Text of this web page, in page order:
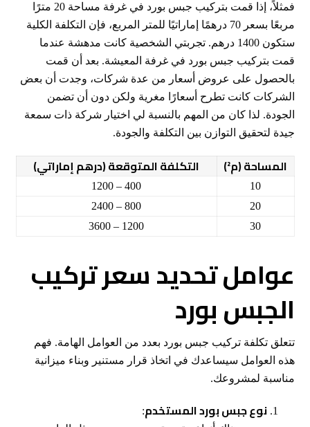
فمثلاً، إذا قمت بتركيب جبس بورد في غرفة مساحة 20 مترًا
مربعًا بسعر 70 درهمًا إماراتيًا للمتر المربع، فإن التكلفة الكلية
ستكون 1400 درهم. تجربتي الشخصية كانت مدهشة عندما
قمت بتركيب جبس بورد في غرفة المعيشة. بعد أن قمت
بالحصول على عروض أسعار من عدة شركات، وجدت أن بعض
الشركات كانت تطرح أسعارًا مغرية ولكن دون أن تضمن
الجودة. لذا كان من المهم بالنسبة لي اختيار شركة ذات سمعة
جيدة لتحقيق التوازن بين التكلفة والجودة.
المساحة (م²) التكلفة المتوقعة (درهم إماراتي)
10
400 – 1200
20
800 – 2400
30
1200 – 3600
عوامل تحديد سعر تركيب
الجبس بورد
تتعلق تكلفة تركيب جبس بورد بعدد من العوامل الهامة. فهم
هذه العوامل سيساعدك في اتخاذ قرار مستنير وبناء ميزانية
مناسبة لمشروعك.
نوع جبس بورد المستخدم: